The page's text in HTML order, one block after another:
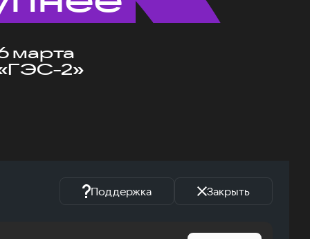
марта
2»
Поддержка Закрыть